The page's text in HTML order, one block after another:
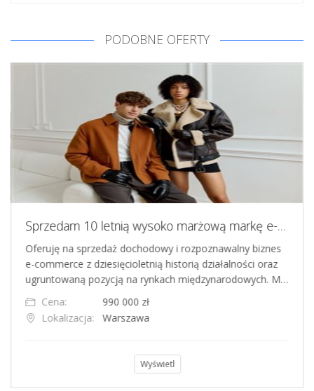
PODOBNE OFERTY
Sprzedam 10 letnią wysoko marżową markę e-commerce zastrzeżoną w EUIPO
Oferuję na sprzedaż dochodowy i rozpoznawalny biznes
e-commerce z dziesięcioletnią historią działalności oraz
ugruntowaną pozycją na rynkach międzynarodowych. M…
Cena:
990 000 zł
Lokalizacja:
Warszawa
Wyświetl